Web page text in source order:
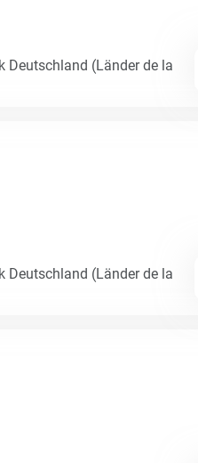
Deutschland (Länder de la
Deutschland (Länder de la